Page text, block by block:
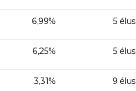
6,99% 5 élus
6,25% 5 élus
3,31% 9 élus